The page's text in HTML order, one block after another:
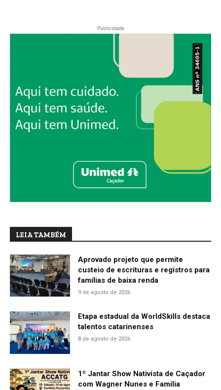
Publicidade
LEIA TAMBÉM
Aprovado projeto que permite
custeio de escrituras e registros para
famílias de baixa renda
9 de agosto de 2026
Etapa estadual da WorldSkills destaca
talentos catarinenses
8 de agosto de 2026
1º Jantar Show Nativista de Caçador
com Wagner Nunes e Família